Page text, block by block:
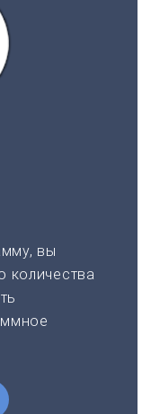
вы
количества